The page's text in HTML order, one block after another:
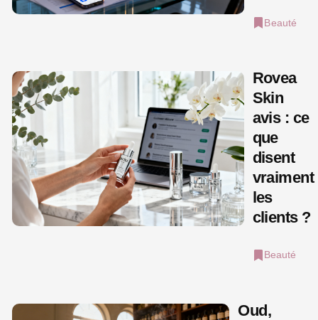
Beauté
Rovea
Skin
avis : ce
que
disent
vraiment
les
clients ?
Beauté
Oud,